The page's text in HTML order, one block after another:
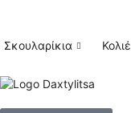
Σκουλαρίκια Κολιέ